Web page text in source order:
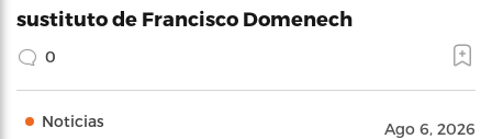
sustituto de Francisco Domenech
0
Noticias Ago 6, 2026